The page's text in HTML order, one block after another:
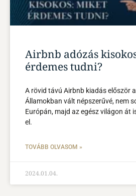
Airbnb adózás
érdemes tudni?
A rövid távú Airbnb kiadás először
Államokban vált népszerűvé, nem
Európán, majd az egész világon át
el.
TOVÁBB OLVASOM »
2024.01.04.